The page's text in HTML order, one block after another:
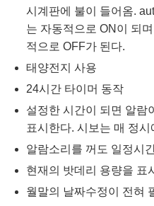
시계판에 불이 들어옴.
는 자동적으로 ON이 되
적으로 OFF가 된다.
태양전지 사용
24시간 타이머 동작
설정한 시간이 되면 알람
표시한다. 시보는 매 정시
알람소리를 꺼도 일정시
현재의 밧데리 용량을 표
월말의 날짜수정이 전혀